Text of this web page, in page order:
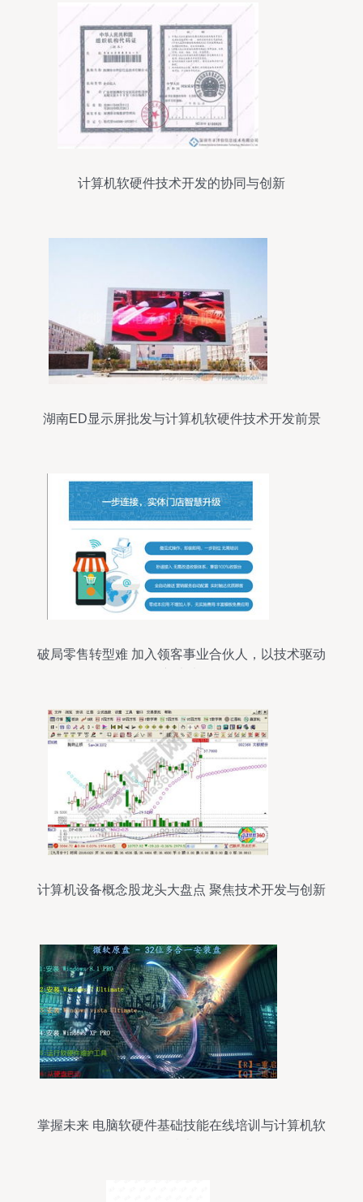
计算机软硬件技术开发的协同与创新
湖南ED显示屏批发与计算机软硬件技术开发前景
破局零售转型难 加入领客事业合伙人，以技术驱动
计算机设备概念股龙头大盘点 聚焦技术开发与创新
掌握未来 电脑软硬件基础技能在线培训与计算机软